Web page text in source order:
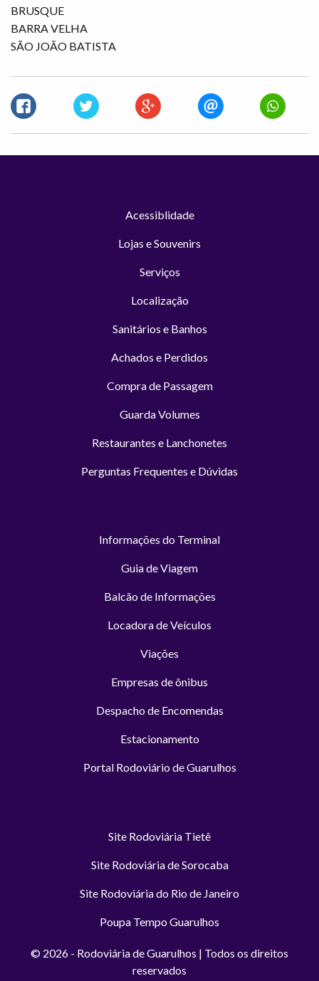
BRUSQUE
BARRA VELHA
SÃO JOÃO BATISTA
Acessiblidade
Lojas e Souvenirs
Serviços
Localização
Sanitários e Banhos
Achados e Perdidos
Compra de Passagem
Guarda Volumes
Restaurantes e Lanchonetes
Perguntas Frequentes e Dúvidas
Informações do Terminal
Guia de Viagem
Balcão de Informações
Locadora de Veículos
Viações
Empresas de ônibus
Despacho de Encomendas
Estacionamento
Portal Rodoviário de Guarulhos
Site Rodoviária Tietê
Site Rodoviária de Sorocaba
Site Rodoviária do Rio de Janeiro
Poupa Tempo Guarulhos
© 2026 - Rodoviária de Guarulhos | Todos os direitos
reservados